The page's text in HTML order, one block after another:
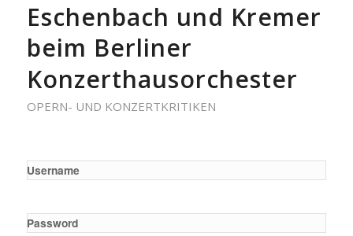
Eschenbach und Kremer
beim Berliner
Konzerthausorchester
OPERN- UND KONZERTKRITIKEN
Username
Password